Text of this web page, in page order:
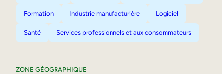
Formation Industrie manufacturière Logiciel
Santé Services professionnels et aux consommateurs
ZONE GÉOGRAPHIQUE